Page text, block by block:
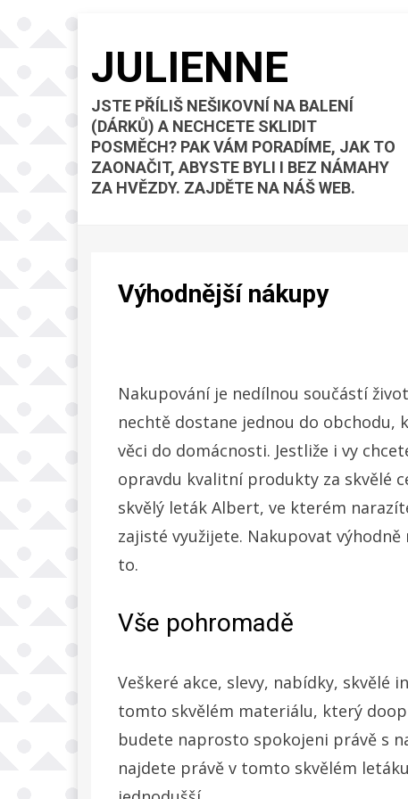
JULIENNE
JSTE PŘÍLIŠ NEŠIKOVNÍ NA BALENÍ
(DÁRKŮ) A NECHCETE SKLIDIT
POSMĚCH? PAK VÁM PORADÍME, JAK TO
ZAONAČIT, ABYSTE BYLI I BEZ NÁMAHY
ZA HVĚZDY. ZAJDĚTE NA NÁŠ WEB.
Výhodnější nákupy
Nakupování je nedílnou součástí
nechtě dostane jednou do obchodu,
věci do domácnosti. Jestliže i vy
opravdu kvalitní produkty za skvělé
skvělý leták Albert, ve kterém
zajisté využijete. Nakupovat
to.
Vše pohromadě
Veškeré akce, slevy, nabídky, skvělé
tomto skvělém materiálu, který
budete naprosto spokojeni právě s
najdete právě v tomto skvělém